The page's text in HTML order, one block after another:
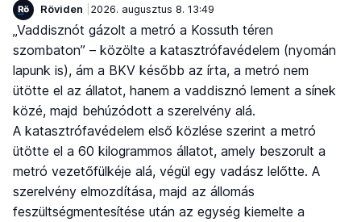
Röviden
2026. augusztus 8. 13:49
„Vaddisznót gázolt a metró a Kossuth téren
szombaton” – közölte a katasztrófavédelem (nyomán
lapunk is), ám a BKV később az írta, a metró nem
ütötte el az állatot, hanem a vaddisznó lement a sínek
közé, majd behúzódott a szerelvény alá.
A katasztrófavédelem első közlése szerint a metró
ütötte el a 60 kilogrammos állatot, amely beszorult a
metró vezetőfülkéje alá, végül egy vadász lelőtte. A
szerelvény elmozdítása, majd az állomás
feszültségmentesítése után az egység kiemelte a